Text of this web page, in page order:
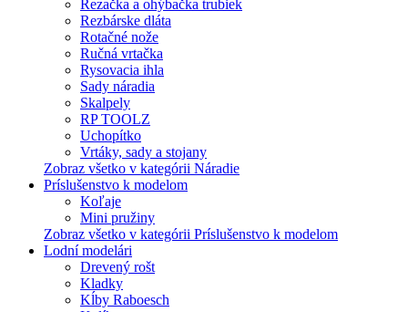
Rezačka a ohýbačka trubiek
Rezbárske dláta
Rotačné nože
Ručná vrtačka
Rysovacia ihla
Sady náradia
Skalpely
RP TOOLZ
Uchopítko
Vrtáky, sady a stojany
Zobraz všetko v kategórii Náradie
Príslušenstvo k modelom
Koľaje
Mini pružiny
Zobraz všetko v kategórii Príslušenstvo k modelom
Lodní modelári
Drevený rošt
Kladky
Kĺby Raboesch